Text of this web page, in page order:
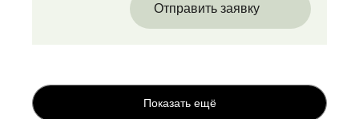
Отправить заявку
Показать ещё